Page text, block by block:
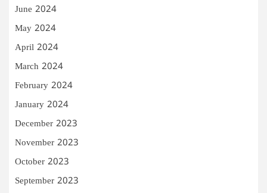
June 2024
May 2024
April 2024
March 2024
February 2024
January 2024
December 2023
November 2023
October 2023
September 2023